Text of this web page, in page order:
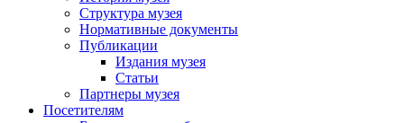
Структура музея
Нормативные документы
Публикации
Издания музея
Статьи
Партнеры музея
Посетителям